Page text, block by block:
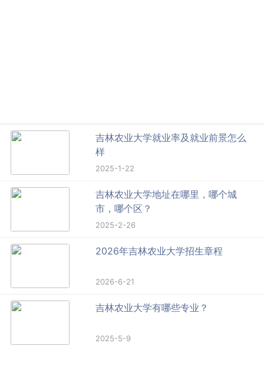
吉林农业大学就业率及就业前景怎么
样
2025-1-22
吉林农业大学地址在哪里，哪个城
市，哪个区？
2025-2-26
2026年吉林农业大学招生章程
2026-6-21
吉林农业大学有哪些专业？
2025-5-9